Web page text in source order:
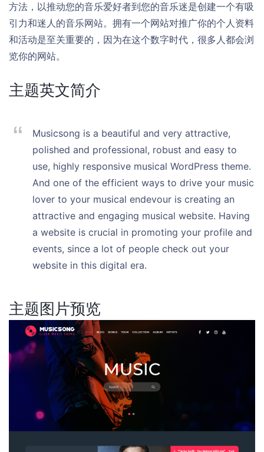
方法，以推动您的音乐爱好者到您的音乐迷是创建一个有吸
引力和迷人的音乐网站。拥有一个网站对推广你的个人资料
和活动是至关重要的，因为在这个数字时代，很多人都会浏
览你的网站。
主题英文简介
Musicsong is a beautiful and very attractive,
polished and professional, robust and easy to
use, highly responsive musical WordPress theme.
And one of the efficient ways to drive your music
lover to your musical endevour is creating an
attractive and engaging musical website. Having
a website is crucial in promoting your profile and
events, since a lot of people check out your
website in this digital era.
主题图片预览